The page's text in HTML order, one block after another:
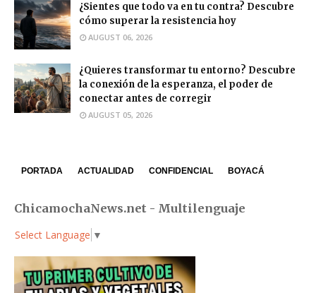
¿Sientes que todo va en tu contra? Descubre
cómo superar la resistencia hoy
AUGUST 06, 2026
¿Quieres transformar tu entorno? Descubre
la conexión de la esperanza, el poder de
conectar antes de corregir
AUGUST 05, 2026
PORTADA ACTUALIDAD CONFIDENCIAL BOYACÁ
ChicamochaNews.net - Multilenguaje
Select Language ▼